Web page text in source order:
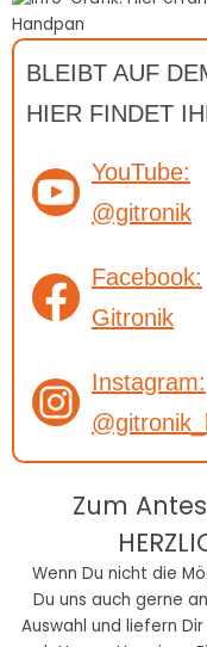
BLEIBT AUF
HIER FINDET
YouTube:
@gitronik
Facebook:
Gitronik
Instagram:
Zum
Wenn Du nicht die
Du uns auch gerne
Auswahl und liefern